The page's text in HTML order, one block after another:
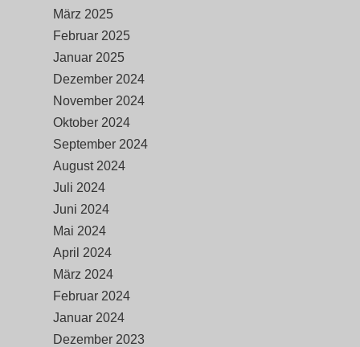
März 2025
Februar 2025
Januar 2025
Dezember 2024
November 2024
Oktober 2024
September 2024
August 2024
Juli 2024
Juni 2024
Mai 2024
April 2024
März 2024
Februar 2024
Januar 2024
Dezember 2023